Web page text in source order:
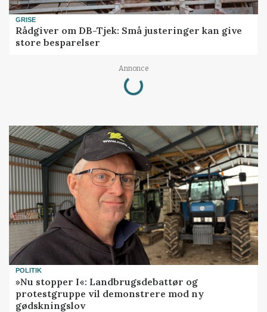
GRISE
Rådgiver om DB-Tjek: Små justeringer kan give
store besparelser
Annonce
Loading...
POLITIK
»Nu stopper I«: Landbrugsdebattør og
protestgruppe vil demonstrere mod ny
gødskningslov